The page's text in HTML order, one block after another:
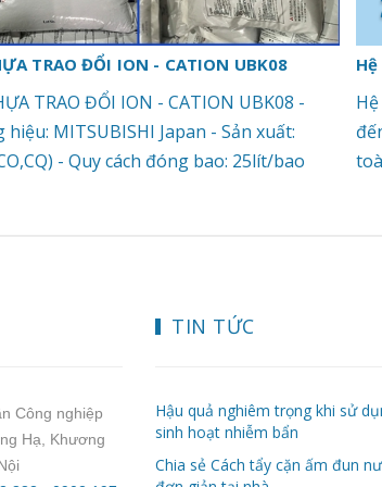
TRAO ĐỔI ION - CATION UBK08
TRAO ĐỔI ION - CATION UBK08 -
MITSUBISHI Japan - Sản xuất:
- Quy cách đóng bao: 25lít/bao
Ứng dụng: lọc nước, xử lý ion Ca+,
Công nghiệp
Hạ, Khương
TIN TỨC
Hậu quả nghiêm trọng khi sử
sinh hoạt nhiễm bẩn
Chia sẻ Cách tẩy cặn ấm đun